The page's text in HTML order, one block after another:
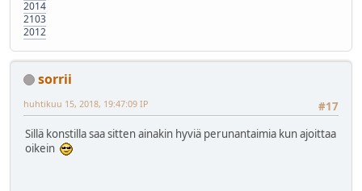
2014
2103
2012
sorrii
#17
huhtikuu 15, 2018, 19:47:09 IP
Sillä konstilla saa sitten ainakin hyviä perunantaimia kun ajoittaa
oikein